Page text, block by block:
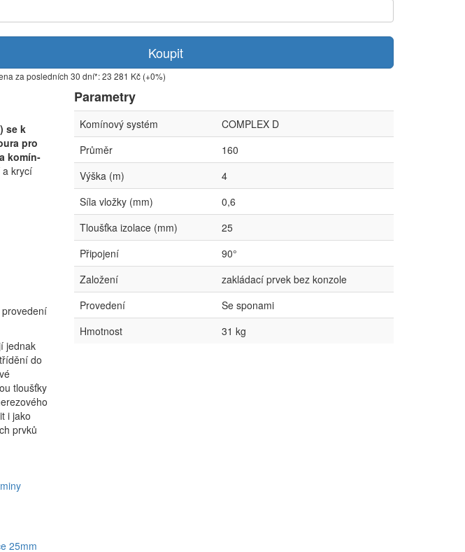
Koupit
za posledních 30 dní*: 23 281 Kč (+0%)
se k
pro
komín-
a krycí
jednak
do
tloušťky
i jako
prvků
Parametry
Komínový systém
COMPLEX D
Průměr
160
Výška (m)
4
Síla vložky (mm)
0,6
Tloušťka izolace (mm)
25
Připojení
90°
Založení
zakládací prvek bez konzole
Provedení
Se sponami
Hmotnost
31 kg